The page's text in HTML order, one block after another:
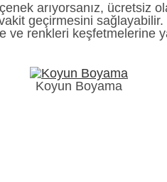
arıyorsanız, ücretsiz
geçirmesini sağlayabilir.
ve renkleri keşfetmelerine
Koyun Boyama